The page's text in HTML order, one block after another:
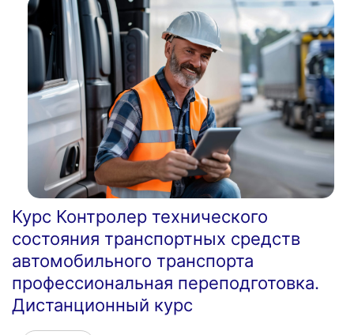
Курс Контролер технического
состояния транспортных средств
автомобильного транспорта
профессиональная переподготовка.
Дистанционный курс